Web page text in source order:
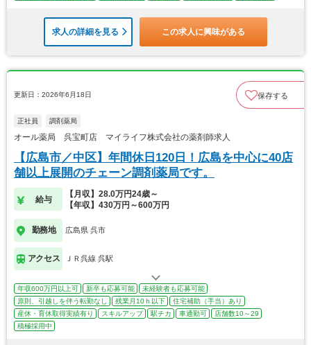
求人の詳細を見る この求人に興味がある
更新日：2026年6月18日 保存する
正社員 調剤薬局
オール薬局 呉宝町店 マイライフ株式会社の薬剤師求人
【広島市／中区】年間休日120日！広島を中心に40店
舗以上展開のチェーン調剤薬局です。
給与
【月収】28.0万円24歳～
【年収】430万円～600万円
勤務地 広島県 呉市
アクセス ＪＲ呉線 呉駅
年収600万円以上可 新卒も応募可能
未経験者も応募可能
原則、引越しを伴う転勤なし
残業月10ｈ以下
住宅補助（手当）あり
産休・育休取得実績有り
スキルアップ 駅チカ 車通勤可
店舗数10～29
積極採用中